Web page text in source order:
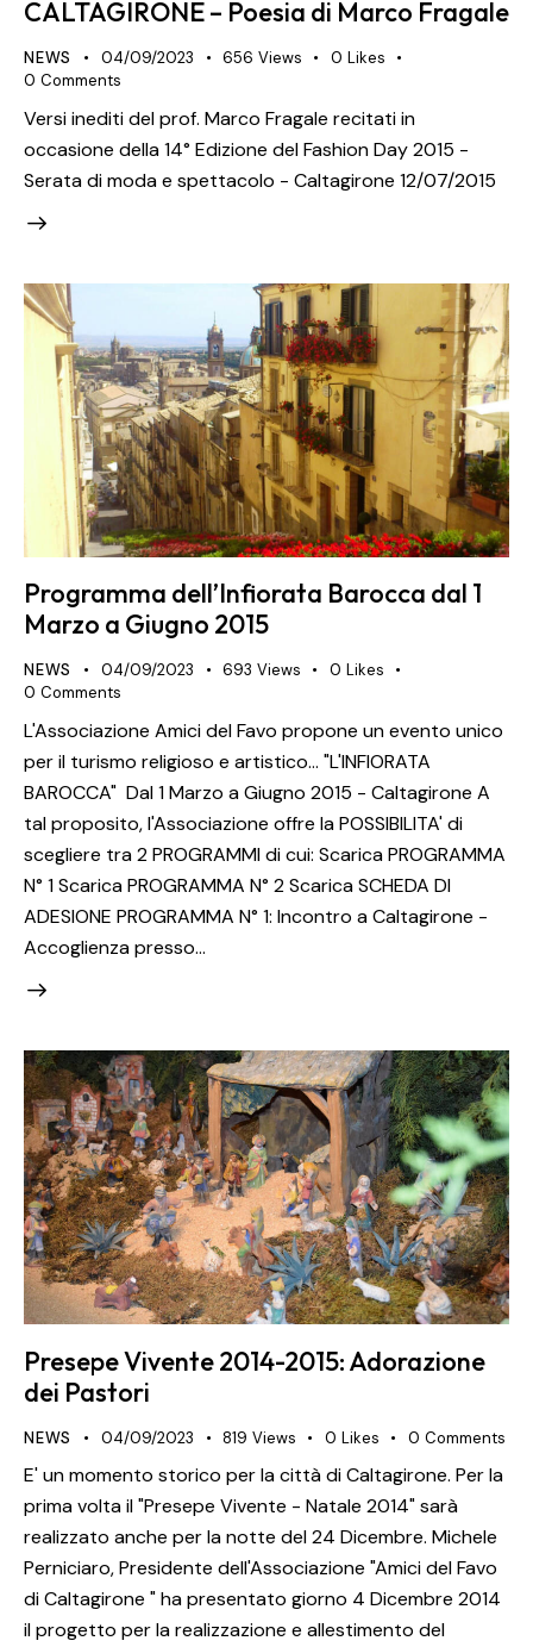
CALTAGIRONE – Poesia di Marco Fragale
NEWS 04/09/2023 656 Views 0 Likes
0 Comments
Versi inediti del prof. Marco Fragale recitati in
occasione della 14° Edizione del Fashion Day 2015 -
Serata di moda e spettacolo - Caltagirone 12/07/2015
Programma dell’Infiorata Barocca dal 1
Marzo a Giugno 2015
NEWS 04/09/2023 693 Views 0 Likes
0 Comments
L'Associazione Amici del Favo propone un evento unico
per il turismo religioso e artistico... "L'INFIORATA
BAROCCA" Dal 1 Marzo a Giugno 2015 - Caltagirone A
tal proposito, l'Associazione offre la POSSIBILITA' di
scegliere tra 2 PROGRAMMI di cui: Scarica PROGRAMMA
N° 1 Scarica PROGRAMMA N° 2 Scarica SCHEDA DI
ADESIONE PROGRAMMA N° 1: Incontro a Caltagirone -
Accoglienza presso…
Presepe Vivente 2014-2015: Adorazione
dei Pastori
NEWS 04/09/2023 819 Views 0 Likes 0 Comments
E' un momento storico per la città di Caltagirone. Per la
prima volta il "Presepe Vivente - Natale 2014" sarà
realizzato anche per la notte del 24 Dicembre. Michele
Perniciaro, Presidente dell'Associazione "Amici del Favo
di Caltagirone " ha presentato giorno 4 Dicembre 2014
il progetto per la realizzazione e allestimento del